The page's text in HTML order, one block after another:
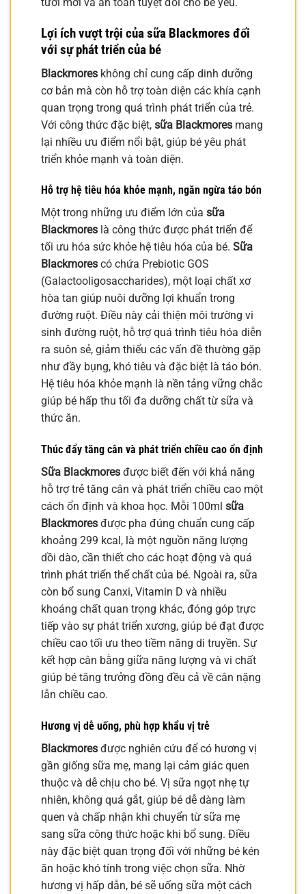
Lợi ích vượt trội của sữa Blackmores đối
với sự phát triển của bé
Blackmores không chỉ cung cấp dinh dưỡng
cơ bản mà còn hỗ trợ toàn diện các khía cạnh
quan trọng trong quá trình phát triển của trẻ.
Với công thức đặc biệt, sữa Blackmores mang
lại nhiều ưu điểm nổi bật, giúp bé yêu phát
triển khỏe mạnh và toàn diện.
Hỗ trợ hệ tiêu hóa khỏe mạnh, ngăn ngừa táo bón
Một trong những ưu điểm lớn của sữa
Blackmores là công thức được phát triển để
tối ưu hóa sức khỏe hệ tiêu hóa của bé. Sữa
Blackmores có chứa Prebiotic GOS
(Galactooligosaccharides), một loại chất xơ
hòa tan giúp nuôi dưỡng lợi khuẩn trong
đường ruột. Điều này cải thiện môi trường vi
sinh đường ruột, hỗ trợ quá trình tiêu hóa diễn
ra suôn sẻ, giảm thiểu các vấn đề thường gặp
như đầy bụng, khó tiêu và đặc biệt là táo bón.
Hệ tiêu hóa khỏe mạnh là nền tảng vững chắc
giúp bé hấp thu tối đa dưỡng chất từ sữa và
thức ăn.
Thúc đẩy tăng cân và phát triển chiều cao ổn định
Sữa Blackmores được biết đến với khả năng
hỗ trợ trẻ tăng cân và phát triển chiều cao một
cách ổn định và khoa học. Mỗi 100ml sữa
Blackmores được pha đúng chuẩn cung cấp
khoảng 299 kcal, là một nguồn năng lượng
dồi dào, cần thiết cho các hoạt động và quá
trình phát triển thể chất của bé. Ngoài ra, sữa
còn bổ sung Canxi, Vitamin D và nhiều
khoáng chất quan trọng khác, đóng góp trực
tiếp vào sự phát triển xương, giúp bé đạt được
chiều cao tối ưu theo tiềm năng di truyền. Sự
kết hợp cân bằng giữa năng lượng và vi chất
giúp bé tăng trưởng đồng đều cả về cân nặng
lẫn chiều cao.
Hương vị dễ uống, phù hợp khẩu vị trẻ
Blackmores được nghiên cứu để có hương vị
gần giống sữa mẹ, mang lại cảm giác quen
thuộc và dễ chịu cho bé. Vị sữa ngọt nhẹ tự
nhiên, không quá gắt, giúp bé dễ dàng làm
quen và chấp nhận khi chuyển từ sữa mẹ
sang sữa công thức hoặc khi bổ sung. Điều
này đặc biệt quan trọng đối với những bé kén
ăn hoặc khó tính trong việc chọn sữa. Nhờ
hương vị hấp dẫn, bé sẽ uống sữa một cách